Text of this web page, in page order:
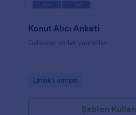
Konut Alıcı Anketi
Galloway emlak yatırımları
Go to Category:
Emlak Formları
Şablon Kullan